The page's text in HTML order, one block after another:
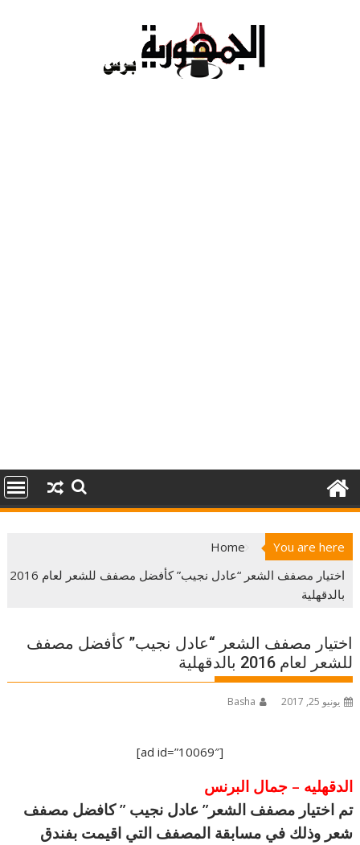
You are here
Home
اختيار مصفف الشعر “عادل نجيب” كأفضل مصفف للشعر لعام 2016
بالدقهلية
اختيار مصفف الشعر “عادل نجيب” كأفضل مصفف
للشعر لعام 2016 بالدقهلية
يونيو 25, 2017 Basha
[ad id=”10069″]
الدقهليه – جمال البرنس
تم اختيار مصفف الشعر” عادل نجيب ” كافضل مصفف
شعر وذلك في مسابقة المصفف التي اقيمت بفندق